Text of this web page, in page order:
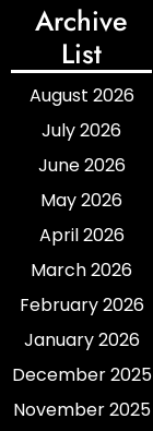
Archive
List
August 2026
July 2026
June 2026
May 2026
April 2026
March 2026
February 2026
January 2026
December 2025
November 2025